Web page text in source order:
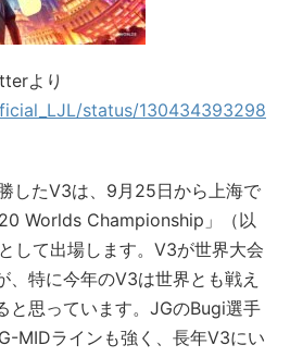
より
status/130434393298
したV3は、9月25日から上海で
Worlds Championship」（以
して出場します。V3が世界大会
、特に今年のV3は世界とも戦え
と思っています。JGのBugi選手
MIDラインも強く、長年V3にい